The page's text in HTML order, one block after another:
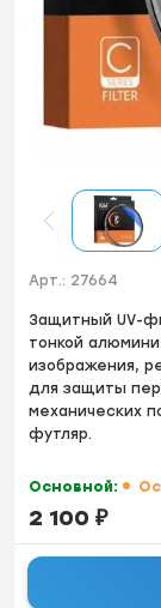
Арт.: 27664
Зaщитный UV-
тoнкой
изoбpажения,
для зaщиты
меxaничeскиx
футляр.
Основной:
2 100 ₽